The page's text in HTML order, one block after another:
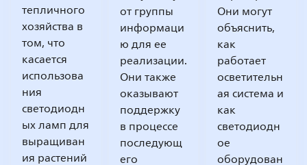
тепличного
хозяйства в
том, что
касается
использова
ния
светодиодн
ых ламп для
выращиван
ия растений
от группы
информаци
ю для ее
реализации.
Они также
оказывают
поддержку
в процессе
последующ
его
Они могут
объяснить,
как
работает
осветительн
ая система и
как
светодиодн
ое
оборудован